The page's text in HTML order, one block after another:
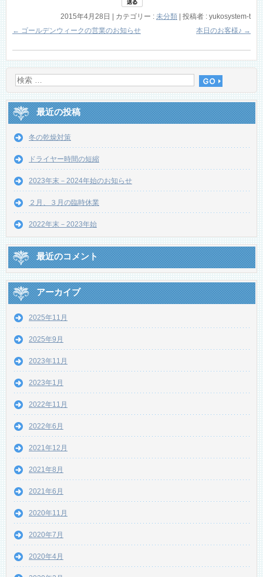
2015年4月28日 カテゴリー : 未分類
投稿者 : yukosystem-t
← ゴールデンウィークの営業のお知らせ 本日のお客様♪ →
最近の投稿
冬の乾燥対策
ドライヤー時間の短縮
2023年末－2024年始のお知らせ
２月、３月の臨時休業
2022年末－2023年始
最近のコメント
アーカイブ
2025年11月
2025年9月
2023年11月
2023年1月
2022年11月
2022年6月
2021年12月
2021年8月
2021年6月
2020年11月
2020年7月
2020年4月